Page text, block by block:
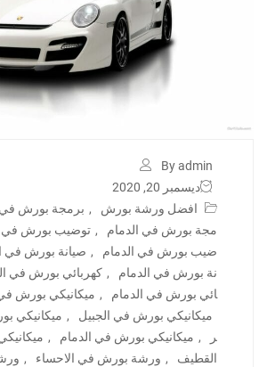
By admin
ديسمبر 20, 2020
افضل ورشة بورش
, برمجة بورش في
مجة بورش في الدمام
, توضيب بورش في
ضيب بورش في الدمام
, صيانة بورش في
نة بورش في الدمام
, كهربائي بورش في
ائي بورش في الدمام
, ميكانيكي بورش
ميكانيكي بورش في الجبيل
, ميكانيكي
ر
, ميكانيكي بورش في الدمام ,
القطيف
, ورشة بورش في الاحساء ,